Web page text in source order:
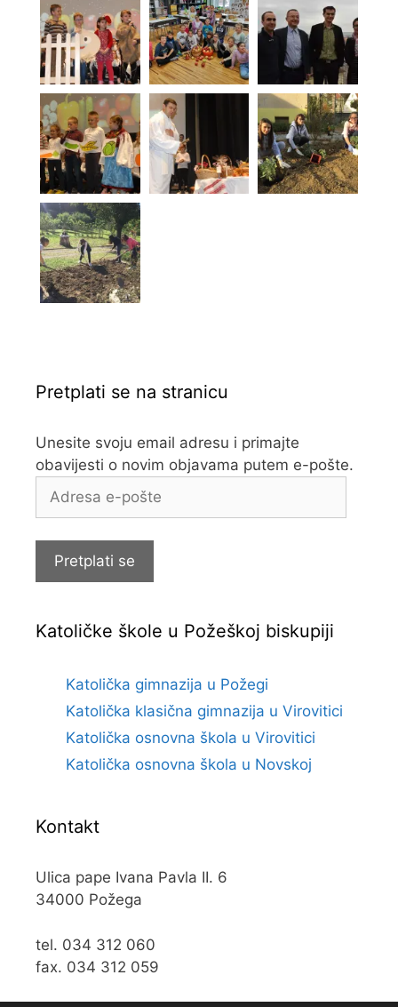
Pretplati se na stranicu
Unesite svoju email adresu i primajte
obavijesti o novim objavama putem e-pošte.
e-
Pretplati se
Katoličke škole u Požeškoj biskupiji
Katolička gimnazija u Požegi
Katolička klasična gimnazija u Virovitici
Katolička osnovna škola u Virovitici
Katolička osnovna škola u Novskoj
Kontakt
Ulica pape Ivana Pavla II. 6
34000 Požega
tel. 034 312 060
fax. 034 312 059